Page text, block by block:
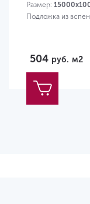
Размер:
Подложка из
504 руб. м2